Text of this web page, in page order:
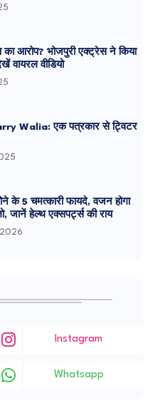
आरोप? भोजपुरी एक्ट्रेस ने किया
वायरल वीडियो
के 5 चमत्कारी फायदे, वजन होगा
जानें हेल्थ एक्सपर्ट्स की राय
Instagram
Whatsapp